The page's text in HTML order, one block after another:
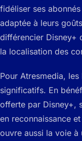
fidéliser ses
adaptée à leurs
différencier Disney+
la localisation des
Pour Atresmedia,
significatifs. En
offerte par Disney+,
en reconnaissance
ouvre aussi la voie